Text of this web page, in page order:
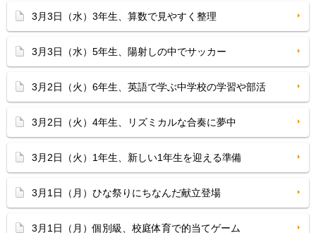
3月3日（水）3年生、算数で見やすく整理
3月3日（水）5年生、陽射しの中でサッカー
3月2日（火）6年生、英語で学ぶ中学校の学習や部活
3月2日（火）4年生、リズミカルな合奏に夢中
3月2日（火）1年生、新しい1年生を迎える準備
3月1日（月）ひな祭りにちなんだ献立登場
3月1日（月）個別級、校庭体育で的当てゲーム